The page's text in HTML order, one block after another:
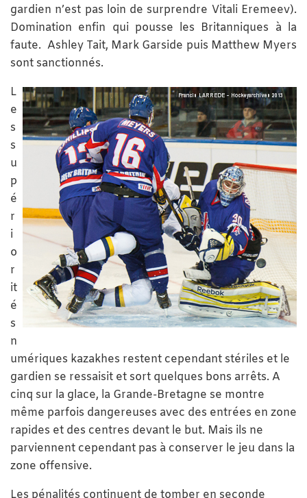
gardien n’est pas loin de surprendre Vitali Eremeev).
Domination enfin qui pousse les Britanniques à la
faute. Ashley Tait, Mark Garside puis Matthew Myers
sont sanctionnés.
L
e
s
s
u
p
é
r
i
o
r
it
é
s
n
umériques kazakhes restent cependant stériles et le
gardien se ressaisit et sort quelques bons arrêts. A
cinq sur la glace, la Grande-Bretagne se montre
même parfois dangereuses avec des entrées en zone
rapides et des centres devant le but. Mais ils ne
parviennent cependant pas à conserver le jeu dans la
zone offensive.
Les pénalités continuent de tomber en seconde